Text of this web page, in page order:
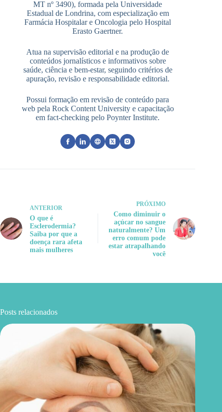
MT nº 3490), formada pela Universidade
Estadual de Londrina, com especialização em
Farmácia Hospitalar e Oncologia pelo Hospital
Erasto Gaertner.
Atua na supervisão editorial e na produção de
conteúdos jornalísticos e informativos sobre
saúde, ciência e bem-estar, seguindo critérios de
apuração, revisão e responsabilidade editorial.
Possui formação em revisão de conteúdo para
web pela Rock Content University e capacitação
em fact-checking pelo Poynter Institute.
ANTERIOR
O que é
Esclerodermia?
Saiba por que a
doença rara afeta
mais mulheres
PRÓXIMO
Como diminuir o
açúcar no sangue
naturalmente? Um
erro comum pode
estar atrapalhando
você
Posts relacionados